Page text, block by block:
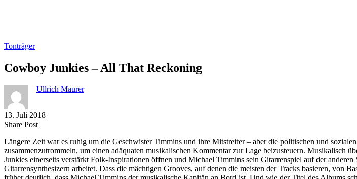
Tonträger
Cowboy Junkies – All That Reckoning
Ullrich Maurer
13. Juli 2018
Share PostShare
Facebook
Copy
to
clipboard
Send
via
eMail
Längere Zeit war es ruhig um die Geschwister Timmins und ihre Mitstreiter – aber die politischen und
zusammenzutrommeln, um einen adäquaten musikalischen Kommentar zur Lage beizusteuern. Musikalisch
Junkies einerseits verstärkt Folk-Inspirationen öffnen und Michael Timmins sein Gitarrenspiel auf der
Gitarrensynthesizern arbeitet. Dass die mächtigen Grooves, auf denen die meisten der Tracks basieren, von